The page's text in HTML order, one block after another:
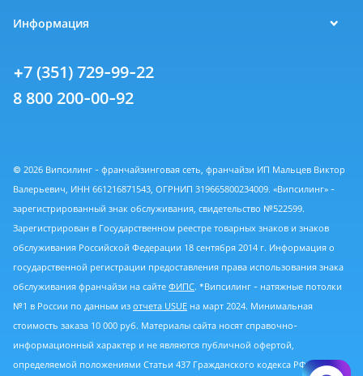
Информация
+7 (351) 729-99-22
8 800 200-00-92
© 2026 Випсилинг - франчайзинговая сеть, франчайзи ИП Мальцев Виктор
Валерьевич, ИНН 661216871543, ОГРНИП 319665800234009. «Випсилинг» -
зарегистрированный знак обслуживания, свидетельство №522599.
Зарегистрирован в Государственном реестре товарных знаков и знаков
обслуживания Российской Федерации 18 сентября 2014 г. Информация о
государственной регистрации предоставления права использования знака
обслуживания франчайзи на сайте ФИПС. *Випсилинг - натяжные потолки
№1 в России по данным из отчета USUE на март 2024. Минимальная
стоимость заказа 10 000 руб. Материалы сайта носят справочно-
информационный характер и не являются публичной офертой,
определяемой положениями Статьи 437 Гражданского кодекса РФ.